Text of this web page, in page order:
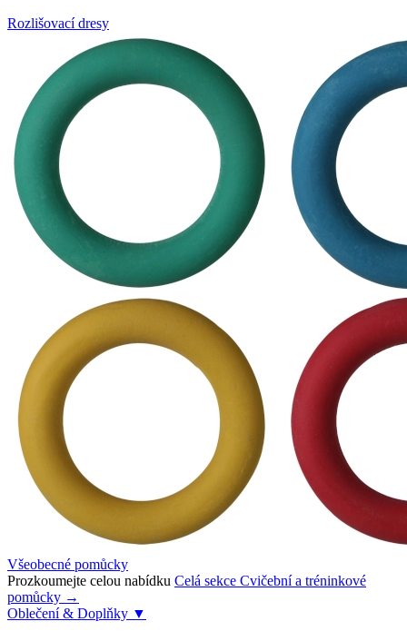
Rozlišovací dresy
Všeobecné pomůcky
Prozkoumejte celou nabídku Celá sekce Cvičební a tréninkové
pomůcky →
Oblečení & Doplňky ▼